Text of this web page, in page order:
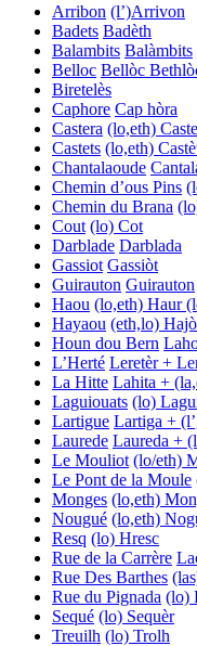
Arribon (l’)Arrivon
Badets Badèth
Balambits Balàmbits
Belloc Bellòc
Biretelès
Caphore Cap hòra
Castera (lo,eth)
Castets (lo,eth)
Chantalaoude
Chemin d’ous Pins
Chemin du Brana
Cout (lo) Cot
Darblade Darblada
Gassiot Gassiòt
Guirauton Guirauton
Haou (lo,eth) Haur
Hayaou (eth,lo)
Houn dou Bern
L’Herté Leretèr +
La Hitte Lahita +
Laguiouats (lo)
Lartigue Lartiga +
Laurede Laureda +
Le Mouliot (lo/eth)
Le Pont de la Moule
Monges (lo,eth)
Nougué (lo,eth)
Resq (lo) Hresc
Rue de la Carrère
Rue Des Barthes
Rue du Pignada (lo)
Sequé (lo) Sequèr
Treuilh (lo) Trolh